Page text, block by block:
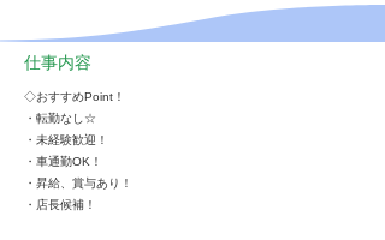
仕事内容
◇おすすめPoint！
・転勤なし☆
・未経験歓迎！
・車通勤OK！
・昇給、賞与あり！
・店長候補！